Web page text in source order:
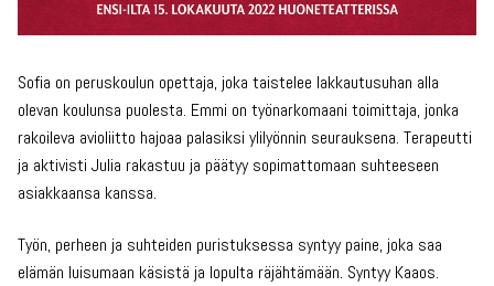
Sofia on peruskoulun opettaja, joka taistelee lakkautusuhan alla
olevan koulunsa puolesta. Emmi on työnarkomaani toimittaja, jonka
rakoileva avioliitto hajoaa palasiksi ylilyönnin seurauksena. Terapeutti
ja aktivisti Julia rakastuu ja päätyy sopimattomaan suhteeseen
asiakkaansa kanssa.
Työn, perheen ja suhteiden puristuksessa syntyy paine, joka saa
elämän luisumaan käsistä ja lopulta räjähtämään. Syntyy Kaaos.